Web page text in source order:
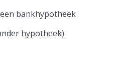
bankhypotheek
hypotheek)